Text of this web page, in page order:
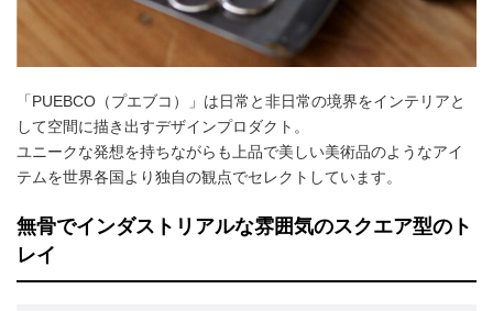
「PUEBCO（プエブコ）」は日常と非日常の境界をインテリアと
して空間に描き出すデザインプロダクト。
ユニークな発想を持ちながらも上品で美しい美術品のようなアイ
テムを世界各国より独自の観点でセレクトしています。
無骨でインダストリアルな雰囲気のスクエア型のト
レイ